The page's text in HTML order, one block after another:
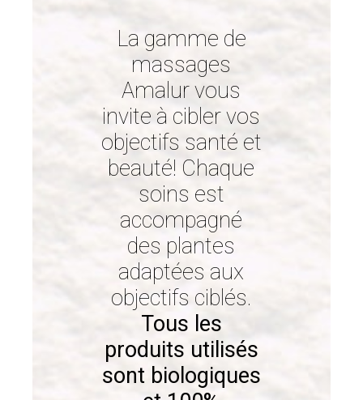
La gamme de
massages
Amalur vous
invite à cibler vos
objectifs santé et
beauté! Chaque
soins est
accompagné
des plantes
adaptées aux
objectifs ciblés.
Tous les
produits utilisés
sont biologiques